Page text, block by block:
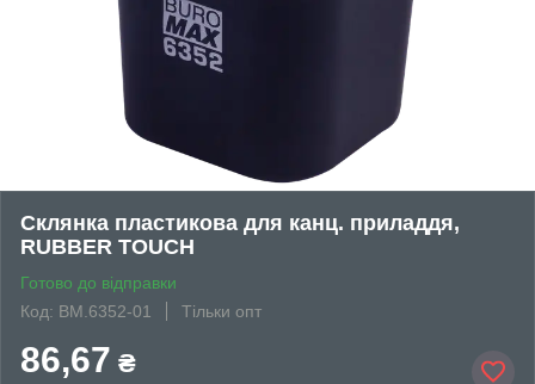
Склянка пластикова для канц. приладдя,
RUBBER TOUCH
Готово до відправки
Код: BM.6352-01
Тільки опт
86,67 ₴